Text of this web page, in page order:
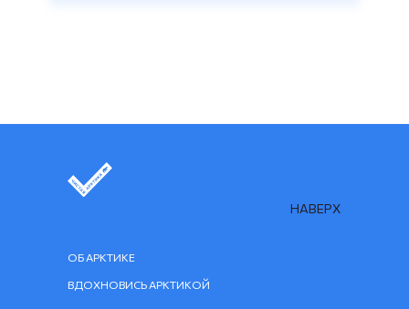
НАВЕРХ
ВДОХНОВИСЬ АРКТИКОЙ
ОБ АРКТИКЕ